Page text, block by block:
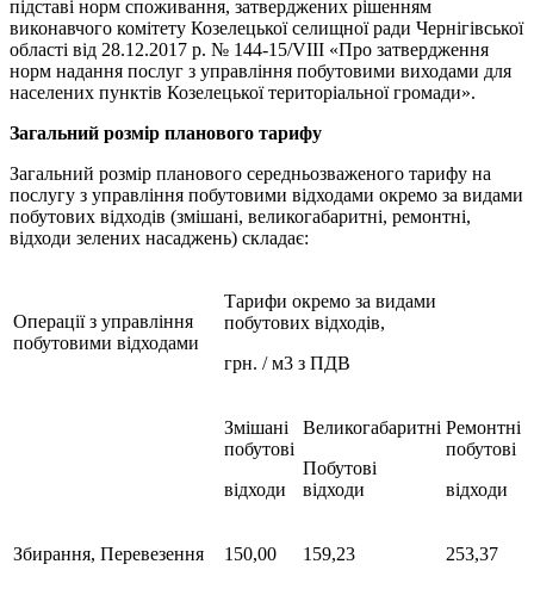
підставі норм споживання, затверджених рішенням
виконавчого комітету Козелецької селищної ради Чернігівської
області від 28.12.2017 р. № 144-15/VIII «Про затвердження
норм надання послуг з управління побутовими виходами для
населених пунктів Козелецької територіальної громади».
Загальний розмір планового тарифу
Загальний розмір планового середньозваженого тарифу на
послугу з управління побутовими відходами окремо за видами
побутових відходів (змішані, великогабаритні, ремонтні,
відходи зелених насаджень) складає:
Операції з управління
побутовими відходами
Тарифи окремо за видами
побутових відходів,
грн. / м3 з ПДВ
Змішані
побутові
відходи
Великогабаритні
Побутові
відходи
Ремонтні
побутові
відходи
Збирання, Перевезення 150,00 159,23 253,37